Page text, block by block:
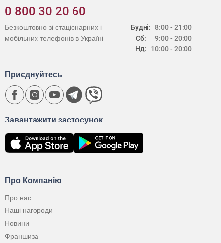
0 800 30 20 60
Будні:
Сб:
Нд:
8:00 - 21:00
9:00 - 20:00
10:00 - 20:00
Безкоштовно зі стаціонарних і
мобільних телефонів в Україні
Про Компанію
Про нас
Наші нагороди
Новини
Франшиза
Завантажити застосунок
Приєднуйтесь